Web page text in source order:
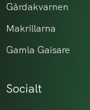
Gårdakvarnen
Makrillarna
Gamla Gaisare
Socialt